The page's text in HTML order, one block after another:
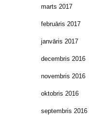
marts 2017
februāris 2017
janvāris 2017
decembris 2016
novembris 2016
oktobris 2016
septembris 2016